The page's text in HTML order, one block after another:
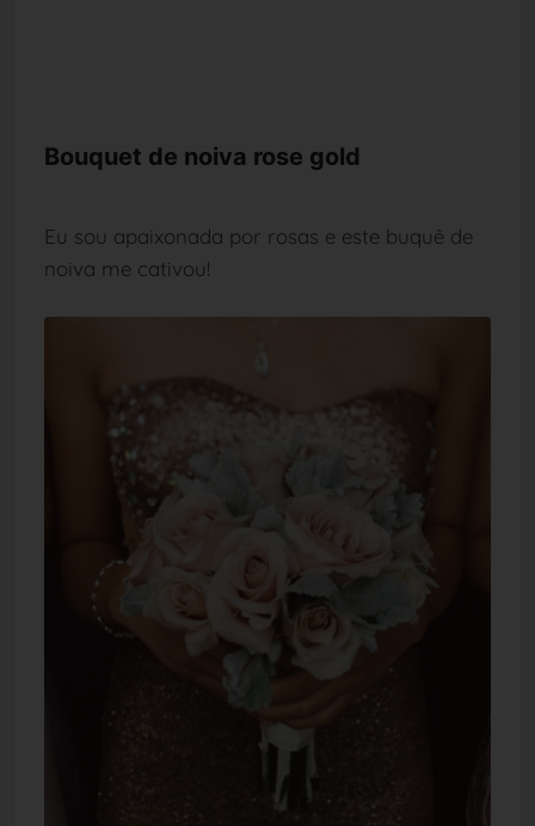
Bouquet de noiva rose gold
Eu sou apaixonada por rosas e este buquê de
noiva me cativou!